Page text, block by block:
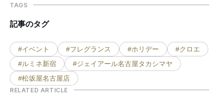
TAGS
記事のタグ
#イベント #フレグランス #ホリデー
#クロエ
#ルミネ新宿
#ジェイアール名古屋タカシマヤ
#松坂屋名古屋店
RELATED ARTICLE